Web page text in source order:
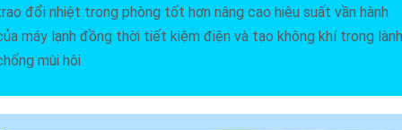
đổi nhiệt trong phòng tốt hơn nâng cao hiệu suất vần hành
máy lạnh đồng thời tiết kiệm điện và tạo không khí trong lành
mùi hôi